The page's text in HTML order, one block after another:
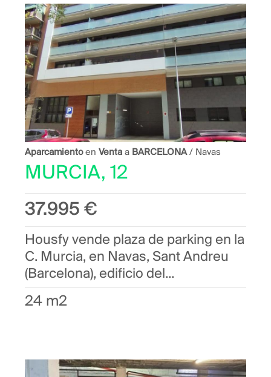
AparcamientoenVentaa BARCELONA/ Navas
MURCIA, 12
37.995 €
Housfy vende plaza de parking en la
C. Murcia, en Navas, Sant Andreu
(Barcelona), edificio del...
24 m2